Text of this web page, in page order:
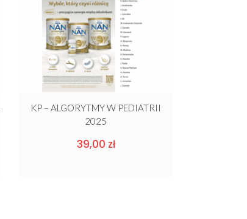
KP – ALGORYTMY W PEDIATRII
2025
39,00 zł